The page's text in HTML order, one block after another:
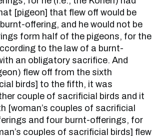
[pigeon] that flew off would be
offering, and he would not be
form half of the pigeons, for the
to the law of a burnt-
an obligatory sacrifice. And
flew off from the sixth
birds] to the fifth, it was
couple of sacrificial birds and it
[woman’s couples of sacrificial
and four burnt-offerings, for
couples of sacrificial birds] flew